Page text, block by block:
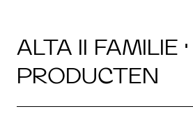
ALTA II FAMILIE
PRODUCTEN